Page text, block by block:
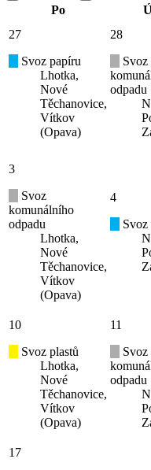
Po
27
Svoz papíru
Lhotka,
Nové
Těchanovice,
Vítkov
(Opava)
28
Svoz
odpadu
3
Svoz
komunálního
odpadu
Lhotka,
Nové
Těchanovice,
Vítkov
(Opava)
4
Svoz
10
Svoz plastů
Lhotka,
Nové
Těchanovice,
Vítkov
(Opava)
11
Svoz
odpadu
17